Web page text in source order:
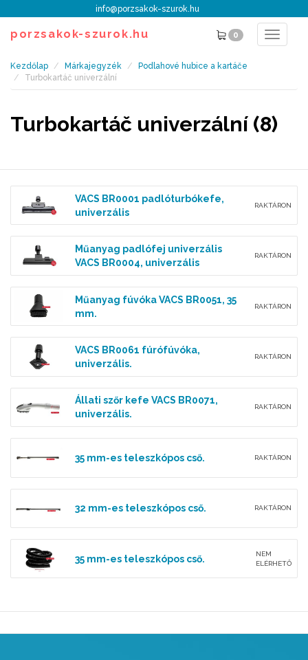
info@porzsakok-szurok.hu
porzsakok-szurok.hu 0
Toggle
Kezdőlap Márkajegyzék
Podlahové hubice a kartáče
Turbokartáč univerzální
Turbokartáč univerzální (8)
VACS BR0001 padlóturbókefe,
univerzális
RAKTÁRON
Műanyag padlófej univerzális
VACS BR0004, univerzális
RAKTÁRON
Műanyag fúvóka VACS BR0051, 35
mm.
RAKTÁRON
VACS BR0061 fúrófúvóka,
univerzális.
RAKTÁRON
Állati szőr kefe VACS BR0071,
univerzális.
RAKTÁRON
35 mm-es teleszkópos cső. RAKTÁRON
32 mm-es teleszkópos cső. RAKTÁRON
35 mm-es teleszkópos cső.
NEM
ELÉRHETŐ